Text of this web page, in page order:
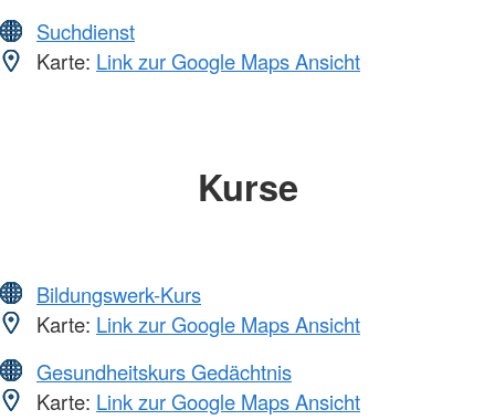
Suchdienst
Karte: Link zur Google Maps Ansicht
Kurse
Bildungswerk-Kurs
Karte: Link zur Google Maps Ansicht
Gesundheitskurs Gedächtnis
Karte: Link zur Google Maps Ansicht